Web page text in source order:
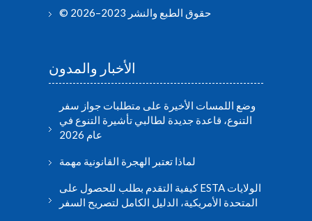
© حقوق الطبع والنشر 2023–2026
الأخبار والمدون
وضع اللمسات الأخيرة على متطلبات جواز سفر
التنوع، قاعدة جديدة لطالبي تأشيرة التنوع في
عام 2026
لماذا تعتبر الهجرة القانونية مهمة
كيفية التقدم بطلب للحصول على ESTA الولايات
المتحدة الأمريكية، الدليل الكامل لتصريح السفر